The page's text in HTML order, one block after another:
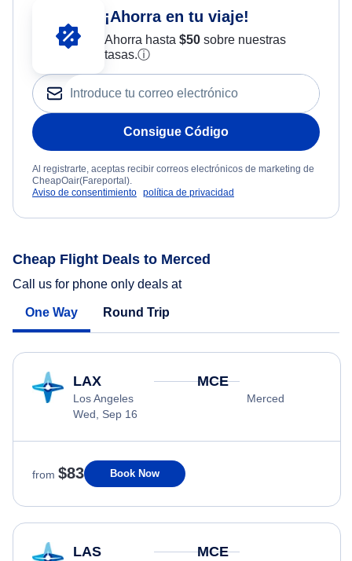
¡Ahorra en tu viaje!
Ahorra hasta $50sobre nuestras
tasas.ⓘ
Consigue Código
Al registrarte, aceptas recibir correos electrónicos de marketing de
CheapOair(Fareportal).
Aviso de consentimiento política de privacidad
Cheap Flight Deals to Merced
Call us for phone only deals at
One Way Round Trip
LAX
Los Angeles
Wed, Sep 16
MCE
Merced
from $83 Book Now
LAS MCE